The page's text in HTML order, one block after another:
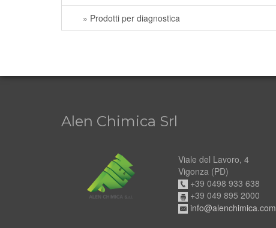
» Prodotti per diagnostica
Alen Chimica Srl
Viale del Lavoro, 4
Vigonza (PD)
+39 0498 933 638
+39 049 895 2000
info@alenchimica.com